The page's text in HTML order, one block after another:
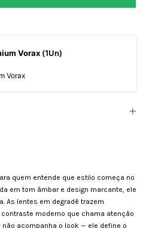
Vorax (1Un)
Vorax
quem entende que estilo começa no
em tom âmbar e design marcante, ele
As lentes em degradê trazem
moderno que chama atenção
não acompanha o look — ele define o